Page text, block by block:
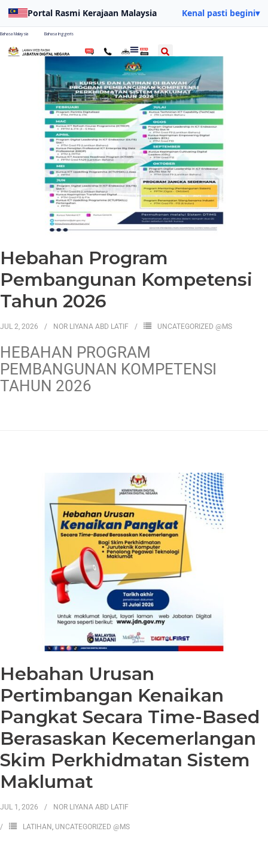
Portal Rasmi Kerajaan Malaysia Kenal pasti begini▾
Bahasa Malaysia Bahasa Inggeris
Hebahan Program
Pembangunan Kompetensi
Tahun 2026
JUL 2, 2026 NOR LIYANA ABD LATIF UNCATEGORIZED @MS
HEBAHAN PROGRAM
PEMBANGUNAN KOMPETENSI
TAHUN 2026
Hebahan Urusan
Pertimbangan Kenaikan
Pangkat Secara Time-Based
Berasaskan Kecemerlangan
Skim Perkhidmatan Sistem
Maklumat
JUL 1, 2026 NOR LIYANA ABD LATIF
LATIHAN, UNCATEGORIZED @MS